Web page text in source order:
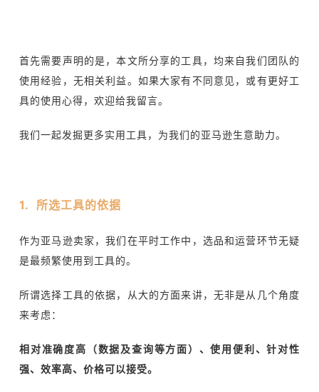
首先需要声明的是，本文所分享的工具，均来自我们团队的
使用经验，无相关利益。如果大家有不同意见，或有更好工
具的使用心得，欢迎给我留言。
我们一起发掘更多实用工具，为我们的亚马逊生意助力。
1. 所选工具的依据
作为亚马逊卖家，我们在平时工作中，选品和运营环节无疑
是最频繁使用到工具的。
所谓选择工具的依据，从大的方面来讲，无非是从几个角度
来考虑：
相对准确度高（数据及查询等方面）、使用便利、针对性
强、效率高、价格可以接受。